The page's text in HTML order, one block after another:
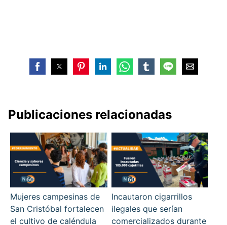
Publicaciones relacionadas
Mujeres campesinas de
San Cristóbal fortalecen
el cultivo de caléndula
Incautaron cigarrillos
ilegales que serían
comercializados durante